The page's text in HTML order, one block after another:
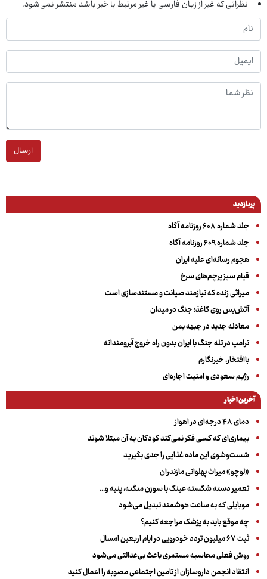
نظراتی که غیر از زبان فارسی یا غیر مرتبط با خبر باشد منتشر نمی‌شود.
ارسال
پربازدید
جلد شماره ۶۰۸ روزنامه آگاه
جلد شماره ۶۰۹ روزنامه آگاه
هجوم رسانه‌ای علیه ایران
قیام سبز پرچم‌های سرخ
میراثی زنده که نیازمند صیانت و مستندسازی است
آتش‌بس روی کاغذ؛ جنگ در میدان
معادله جدید در جبهه یمن
ترامپ در تله جنگ با ایران بدون راه خروج آبرومندانه
باافتخار، خبرنگارم
رژیم سعودی و امنیت اجاره‌ای
آخرین اخبار
دمای ۴۸ درجه‌ای در اهواز
بیماری‌ای که کسی فکر نمی‌کند کودکان به آن مبتلا شوند
شست‌وشوی این ماده غذایی را جدی بگیرید
«لوچو» میراث پهلوانی مازندران
تعمیر دسته شکسته عینک با سوزن منگنه، پنبه و...
موبایلی که به ساعت هوشمند تبدیل می‌شود
چه موقع باید به پزشک مراجعه کنیم؟
ثبت ۶۷ میلیون تردد خودرویی در ایام اربعین امسال
روش فعلی محاسبه مستمری باعث بی‌عدالتی می‌شود
انتقاد انجمن داروسازان از تامین اجتماعی مصوبه را اعمال کنید